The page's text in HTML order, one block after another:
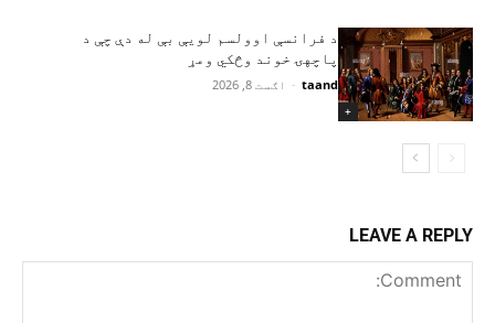
+
د فرانسې اوولسم لویې بې له دې چې د
پاچهۍ خوند وڅکي ومړ
taand
- اګست 8, 2026
LEAVE A REPLY